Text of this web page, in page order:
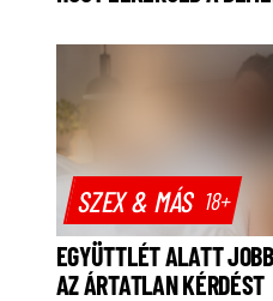
SZEX & MÁS 18+
EGYÜTTLÉT ALATT
AZ ÁRTATLAN KÉRDÉST